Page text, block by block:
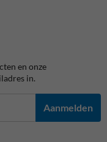
en onze
in.
Aanmelden